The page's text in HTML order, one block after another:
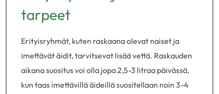
tarpeet
Erityisryhmät, kuten raskaana olevat naiset ja
imettävät äidit, tarvitsevat lisää vettä. Raskauden
aikana suositus voi olla jopa 2,5-3 litraa päivässä,
kun taas imettävillä äideillä suositellaan noin 3-4